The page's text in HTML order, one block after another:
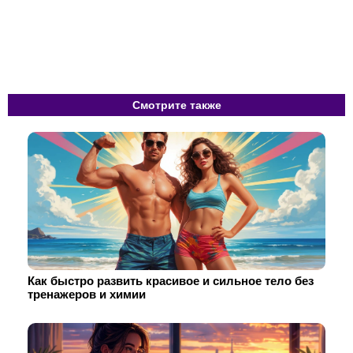
Смотрите также
Как быстро развить красивое и сильное тело без
тренажеров и химии